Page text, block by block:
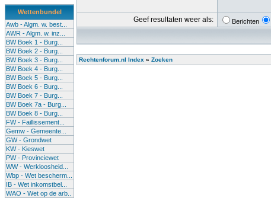
Wettenbundel
Awb - Algm. w. best...
AWR - Algm. w. inz...
BW Boek 1 - Burg...
BW Boek 2 - Burg...
BW Boek 3 - Burg...
BW Boek 4 - Burg...
BW Boek 5 - Burg...
BW Boek 6 - Burg...
BW Boek 7 - Burg...
BW Boek 7a - Burg...
BW Boek 8 - Burg...
FW - Faillissement...
Gemw - Gemeente...
GW - Grondwet
KW - Kieswet
PW - Provinciewet
WW - Werkloosheid...
Wbp - Wet bescherm...
IB - Wet inkomstbel...
WAO - Wet op de arb..
Geef resultaten weer als: Berichten
Rechtenforum.nl Index » Zoeken